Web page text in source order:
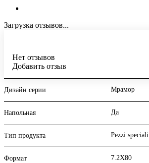
Загрузка отзывов...
Нет отзывов
Добавить отзыв
Дизайн серии Мрамор
Напольная Да
Тип продукта Pezzi speciali
Формат 7.2X80